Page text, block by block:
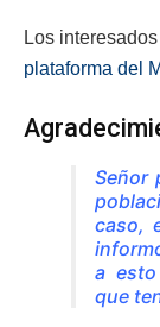
Los
plataforma del
Señor
caso,
a
que